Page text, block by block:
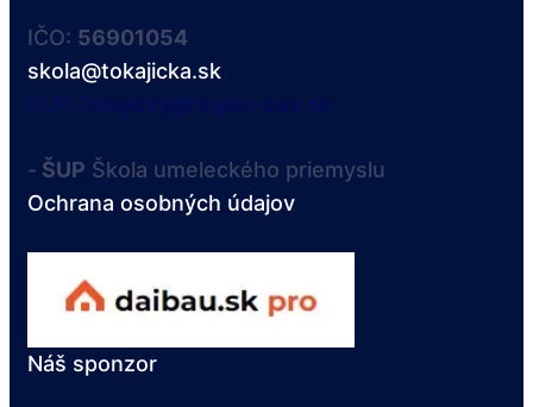
IČO: 56901054
skola@tokajicka.sk
SUP.Tokajicka@region-bsk.sk
- ŠUP Škola umeleckého priemyslu
Ochrana osobných údajov
Náš sponzor